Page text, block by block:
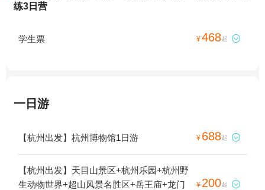
练3日营
学生票 ¥468起 
一日游
【杭州出发】杭州博物馆1日游 ¥ 688起 
【杭州出发】天目山景区+杭州乐园+杭州野
生动物世界+超山风景名胜区+岳王庙+龙门
¥ 200起 